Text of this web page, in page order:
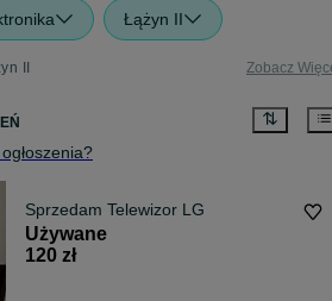
Łążyn II
II Zobacz
Sprzedam Telewizor LG
Używane
120 zł